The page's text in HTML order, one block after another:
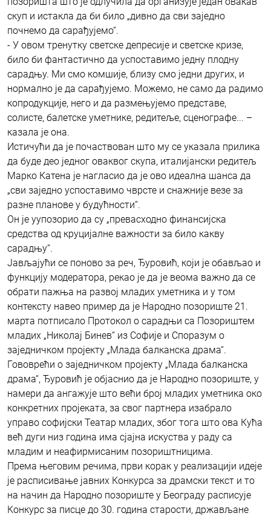
скуп и истакла да би било „дивно да сви заједно
почнемо да сарађујемо“.
- У овом тренутку светске депресије и светске кризе,
било би фантастично да успоставимо једну плодну
сарадњу. Ми смо комшије, близу смо једни других, и
нормално је да сарађујемо. Можемо, не само да радимо
копродукције, него и да размењујемо представе,
солисте, балетске уметнике, редитеље, сценографе... –
казала је она.
Истичући да је почаствован што му се указала прилика
да буде део једног оваквог скупа, италијански редитељ
Марко Катена је нагласио да је ово идеална шанса да
„сви заједно успоставимо чврсте и снажније везе за
разне планове у будућности“.
Он је уупозорио да су „превасходно финансијска
средства од круцијалне важности за било какву
сарадњу“.
Јављајући се поново за реч, Ђуровић, који је обављао и
функцију модератора, рекао је да је веома важно да се
обрати пажња на развој младих уметника и у том
контексту навео пример да је Народно позориште 21.
марта потписало Протокол о сарадњи са Позориштем
младих „Николај Бинев“ из Софије и Споразум о
заједничком пројекту „Млада балканска драма“.
Гововрећи о заједничком пројекту „Млада балканска
драма“, Ђуровић је објаснио да је Народно позориште, у
намери да ангажује што већи број младих уметника око
конкретних пројеката, за свог партнера изабрало
управо софијски Театар младих, због тога што ова Кућа
већ дуги низ година има сјајна искуства у раду са
младим и неафирмисаним позориштницима.
Према његовим речима, први корак у реализацији идеје
је расписивање јавних Конкурса за драмски текст и то
на начин да Народно позориште у Београду расписује
Конкурс за писце до 30. година старости, држављане